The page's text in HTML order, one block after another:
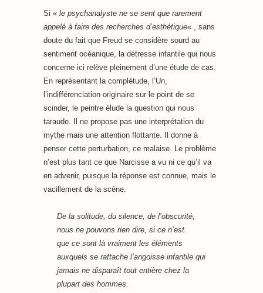
Si « le psychanalyste ne se sent que rarement
appelé à faire des recherches d’esthétique« , sans
doute du fait que Freud se considère sourd au
sentiment océanique, la détresse infantile qui nous
concerne ici relève pleinement d’une étude de cas.
En représentant la complétude, l’Un,
l’indifférenciation originaire sur le point de se
scinder, le peintre élude la question qui nous
taraude. Il ne propose pas une interprétation du
mythe mais une attention flottante. Il donne à
penser cette perturbation, ce malaise. Le problème
n’est plus tant ce que Narcisse a vu ni ce qu’il va
en advenir, puisque la réponse est connue, mais le
vacillement de la scène.
De la solitude, du silence, de l’obscurité,
nous ne pouvons rien dire, si ce n’est
que ce sont là vraiment les éléments
auxquels se rattache l’angoisse infantile qui
jamais ne disparaît tout entière chez la
plupart des hommes.